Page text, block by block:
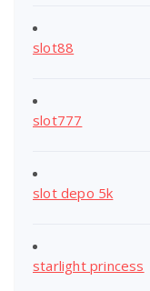
slot88
slot777
slot depo 5k
starlight princess